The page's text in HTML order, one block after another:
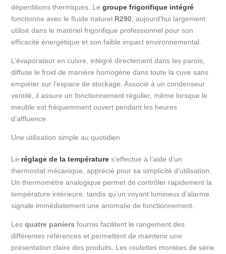
déperditions thermiques. Le groupe frigorifique intégré
fonctionne avec le fluide naturel R290, aujourd’hui largement
utilisé dans le matériel frigorifique professionnel pour son
efficacité énergétique et son faible impact environnemental.
L’évaporateur en cuivre, intégré directement dans les parois,
diffuse le froid de manière homogène dans toute la cuve sans
empiéter sur l’espace de stockage. Associé à un condenseur
ventilé, il assure un fonctionnement régulier, même lorsque le
meuble est fréquemment ouvert pendant les heures
d’affluence.
Une utilisation simple au quotidien
Le réglage de la températures’effectue à l’aide d’un
thermostat mécanique, apprécié pour sa simplicité d’utilisation.
Un thermomètre analogique permet de contrôler rapidement la
température intérieure, tandis qu’un voyant lumineux d’alarme
signale immédiatement une anomalie de fonctionnement.
Les quatre paniers fournis facilitent le rangement des
différentes références et permettent de maintenir une
présentation claire des produits. Les roulettes montées de série